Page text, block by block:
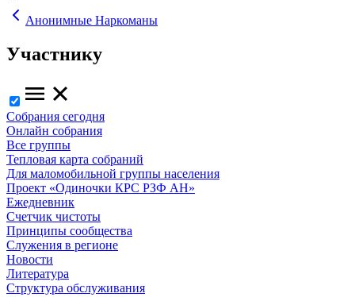
Анонимные Наркоманы
Участнику
Собрания сегодня
Онлайн собрания
Все группы
Тепловая карта собраний
Для маломобильной группы населения
Проект «Одиночки КРС РЗФ АН»
Ежедневник
Счетчик чистоты
Принципы сообщества
Служения в регионе
Новости
Литература
Структура обслуживания